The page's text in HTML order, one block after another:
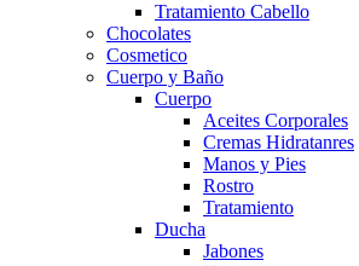
Tratamiento Cabello
Chocolates
Cosmetico
Cuerpo y Baño
Cuerpo
Aceites Corporales
Cremas Hidratanres
Manos y Pies
Rostro
Tratamiento
Ducha
Jabones